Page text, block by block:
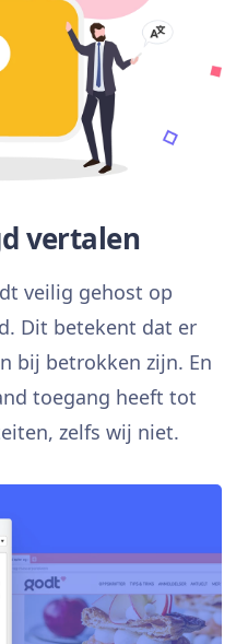
vertalen
veilig gehost op
Dit betekent dat er
bij betrokken zijn. En
toegang heeft tot
zelfs wij niet.